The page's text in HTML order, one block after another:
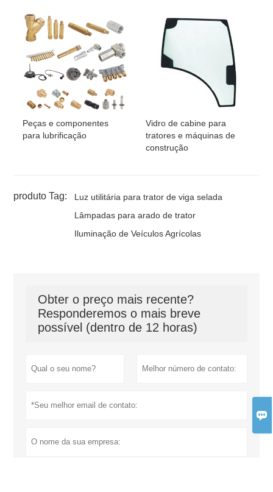

Peças e componentes
para lubrificação
Vidro de cabine para
tratores e máquinas de
construção
produto Tag:
Luz utilitária para trator de viga selada
Lâmpadas para arado de trator
Iluminação de Veículos Agrícolas
Obter o preço mais recente?
Responderemos o mais breve
possível (dentro de 12 horas)